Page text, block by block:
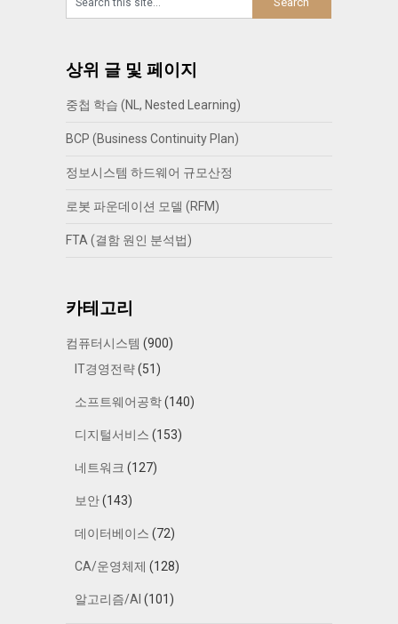
상위 글 및 페이지
중첩 학습 (NL, Nested Learning)
BCP (Business Continuity Plan)
정보시스템 하드웨어 규모산정
로봇 파운데이션 모델 (RFM)
FTA (결함 원인 분석법)
카테고리
컴퓨터시스템 (900)
IT경영전략(51)
소프트웨어공학(140)
디지털서비스 (153)
네트워크 (127)
보안(143)
데이터베이스 (72)
CA/운영체제 (128)
알고리즘/AI (101)